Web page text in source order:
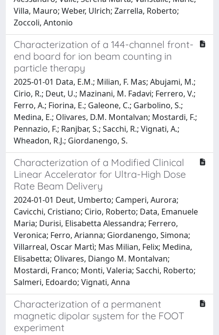
Villa, Mauro; Weber, Ulrich; Zarrella, Roberto;
Zoccoli, Antonio
Characterization of a 144-channel front-
end board for ion beam counting in
particle therapy
2025-01-01 Data, E.M.; Milian, F. Mas; Abujami, M.;
Cirio, R.; Deut, U.; Mazinani, M. Fadavi; Ferrero, V.;
Ferro, A.; Fiorina, E.; Galeone, C.; Garbolino, S.;
Medina, E.; Olivares, D.M. Montalvan; Mostardi, F.;
Pennazio, F.; Ranjbar, S.; Sacchi, R.; Vignati, A.;
Wheadon, R.J.; Giordanengo, S.
Characterization of a Modified Clinical
Linear Accelerator for Ultra-High Dose
Rate Beam Delivery
2024-01-01 Deut, Umberto; Camperi, Aurora;
Cavicchi, Cristiano; Cirio, Roberto; Data, Emanuele
Maria; Durisi, Elisabetta Alessandra; Ferrero,
Veronica; Ferro, Arianna; Giordanengo, Simona;
Villarreal, Oscar Martì; Mas Milian, Felix; Medina,
Elisabetta; Olivares, Diango M. Montalvan;
Mostardi, Franco; Monti, Valeria; Sacchi, Roberto;
Salmeri, Edoardo; Vignati, Anna
Characterization of a permanent
magnetic dipolar system for the FOOT
experiment